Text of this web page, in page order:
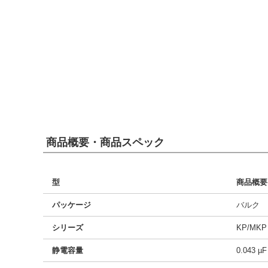
商品概要・商品スペック
型 商品概要
パッケージ バルク
シリーズ KP/
静電容量 0.043 µF